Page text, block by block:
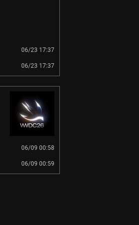
06/23 17:37
06/23 17:37
06/09 00:58
06/09 00:59